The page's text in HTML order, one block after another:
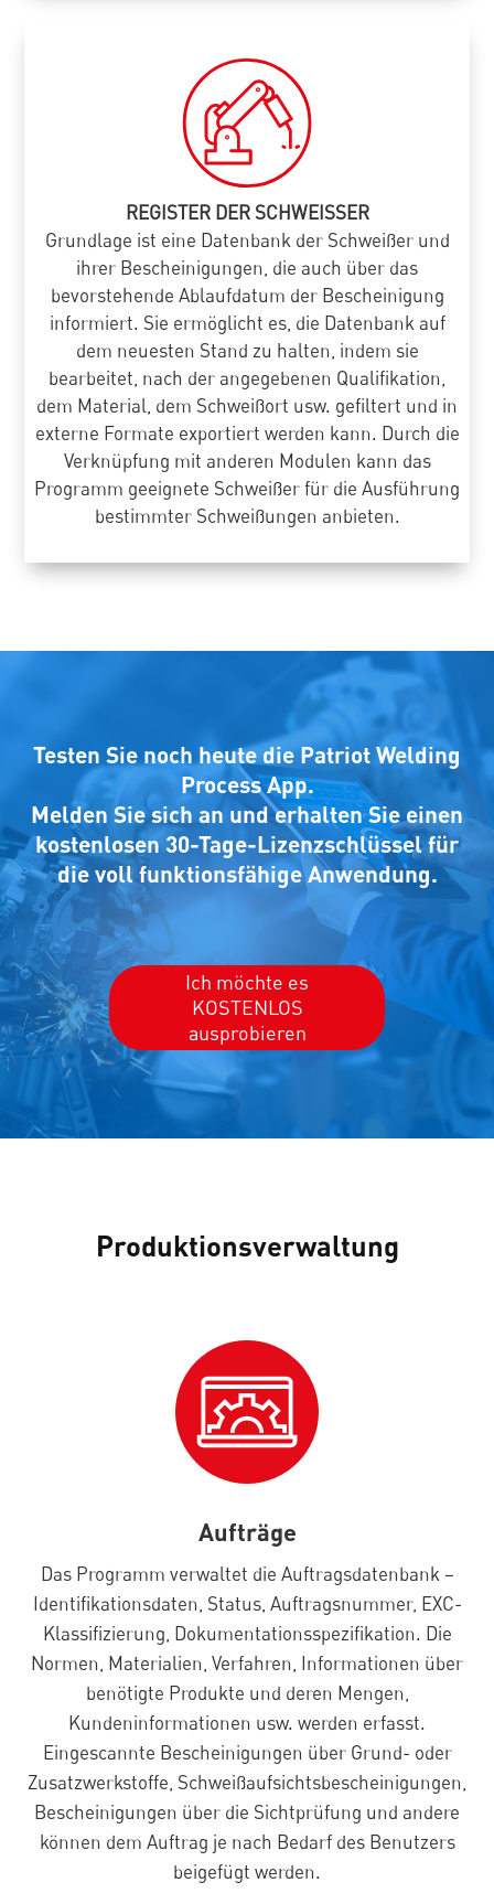
REGISTER DER SCHWEISSER
Grundlage ist eine Datenbank der Schweißer und
ihrer Bescheinigungen, die auch über das
bevorstehende Ablaufdatum der Bescheinigung
informiert. Sie ermöglicht es, die Datenbank auf
dem neuesten Stand zu halten, indem sie
bearbeitet, nach der angegebenen Qualifikation,
dem Material, dem Schweißort usw. gefiltert und in
externe Formate exportiert werden kann. Durch die
Verknüpfung mit anderen Modulen kann das
Programm geeignete Schweißer für die Ausführung
bestimmter Schweißungen anbieten.
Testen Sie noch heute die Patriot Welding
Process App.
Melden Sie sich an und erhalten Sie einen
kostenlosen 30-Tage-Lizenzschlüssel für
die voll funktionsfähige Anwendung.
Ich möchte es
KOSTENLOS
ausprobieren
Produktionsverwaltung
Aufträge
Das Programm verwaltet die Auftragsdatenbank –
Identifikationsdaten, Status, Auftragsnummer, EXC-
Klassifizierung, Dokumentationsspezifikation. Die
Normen, Materialien, Verfahren, Informationen über
benötigte Produkte und deren Mengen,
Kundeninformationen usw. werden erfasst.
Eingescannte Bescheinigungen über Grund- oder
Zusatzwerkstoffe, Schweißaufsichtsbescheinigungen,
Bescheinigungen über die Sichtprüfung und andere
können dem Auftrag je nach Bedarf des Benutzers
beigefügt werden.